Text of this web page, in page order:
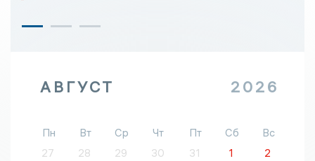
АВГУСТ 2026
Пн Вт Ср Чт Пт Сб
Вс
27
28 29 30 31 1
2